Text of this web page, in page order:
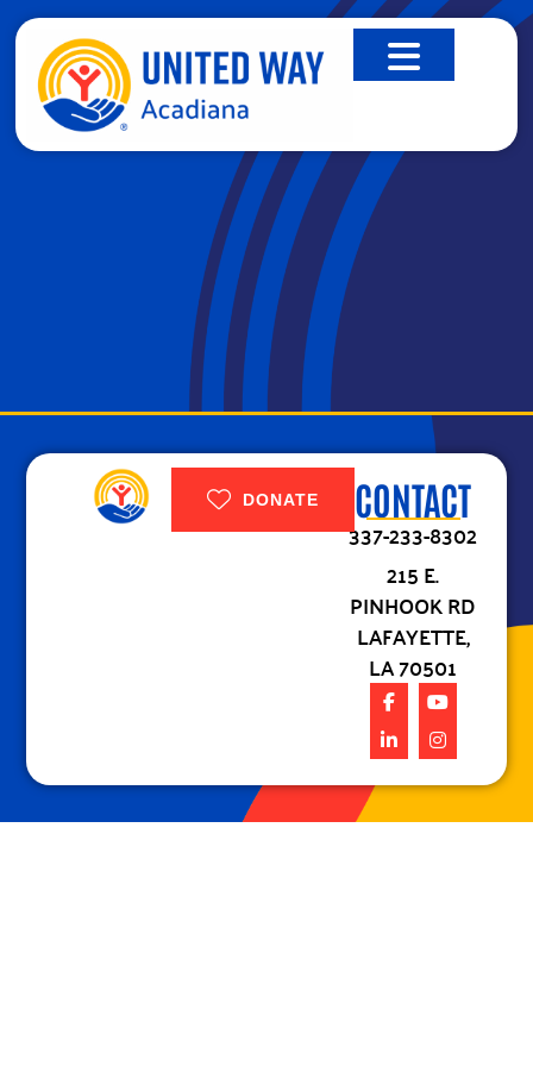
DONATE
DONATE CONTACT
337-233-8302
215 E.
PINHOOK RD
LAFAYETTE,
LA 70501